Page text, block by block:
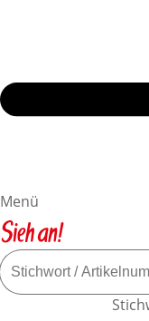
Menü